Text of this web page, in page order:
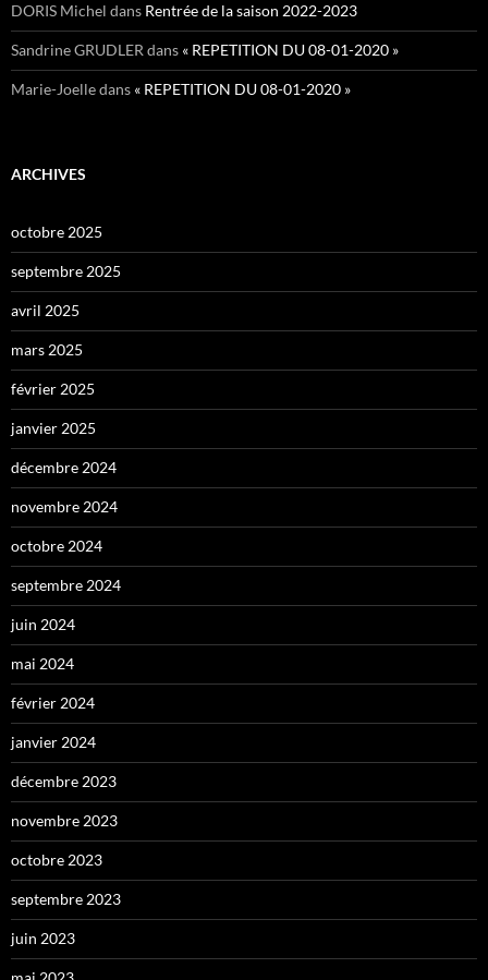
DORIS Michel dans Rentrée de la saison 2022-2023
Sandrine GRUDLER dans « REPETITION DU 08-01-2020 »
Marie-Joelledans « REPETITION DU 08-01-2020 »
ARCHIVES
octobre 2025
septembre 2025
avril 2025
mars 2025
février 2025
janvier 2025
décembre 2024
novembre 2024
octobre 2024
septembre 2024
juin 2024
mai 2024
février 2024
janvier 2024
décembre 2023
novembre 2023
octobre 2023
septembre 2023
juin 2023